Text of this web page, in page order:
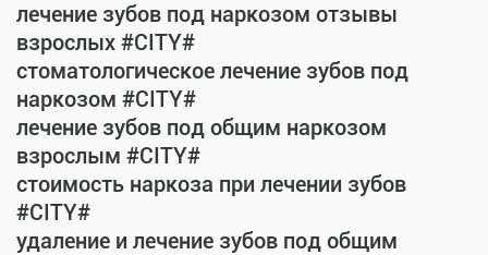
лечение зубов под наркозом отзывы
взрослых #CITY#
стоматологическое лечение зубов под
наркозом #CITY#
лечение зубов под общим наркозом
взрослым #CITY#
стоимость наркоза при лечении зубов
#CITY#
удаление и лечение зубов под общим